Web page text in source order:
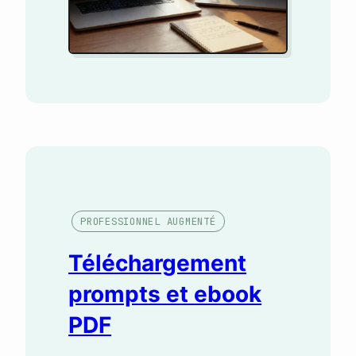
PROFESSIONNEL AUGMENTÉ
Téléchargement
prompts et ebook
PDF